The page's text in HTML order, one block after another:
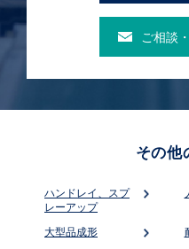
ご相談
その他
ハンドレイ、スプ
レーアップ
大型品成形